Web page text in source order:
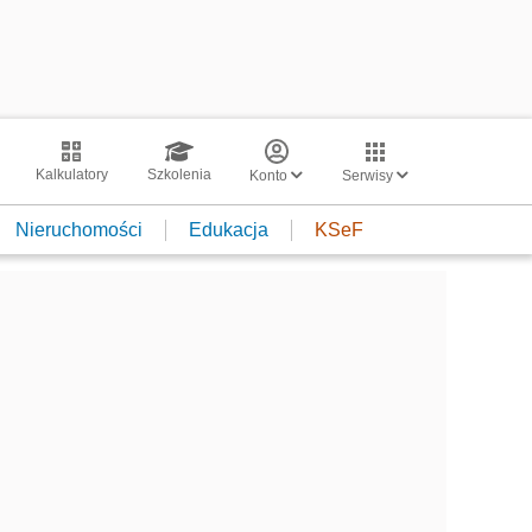
Kalkulatory Szkolenia Konto Serwisy
Nieruchomości Edukacja KSeF